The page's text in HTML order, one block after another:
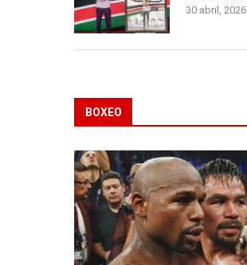
30 abril, 2026
BOXEO